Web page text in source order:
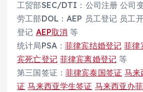
工贸部SEC/DTI：公司注册 公司
劳工部DOL：AEP 员工登记 员工
登记 AEP取消 等
统计局PSA：菲律宾结婚登记 菲律
宾死亡登记 菲律宾离婚登记等
第三国签证： 菲律宾泰国签证 马来
证 马来西亚学生签证 马来西亚办